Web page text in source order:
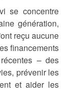
se concentre
génération,
reçu aucune
financements
– des
prévenir les
et aider les